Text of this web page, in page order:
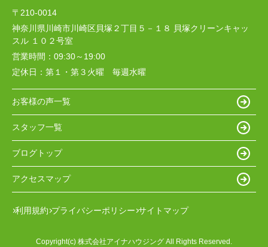
〒210-0014
神奈川県川崎市川崎区貝塚２丁目５－１８ 貝塚クリーンキャッ
スル １０２号室
営業時間： 09:30～19:00
定休日： 第１・第３火曜 毎週水曜
お客様の声一覧
スタッフ一覧
ブログトップ
アクセスマップ
利用規約 プライバシーポリシー サイトマップ
Copyright(c) 株式会社アイナハウジング All Rights Reserved.